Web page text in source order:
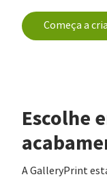
Começa a
Escolhe
A GalleryPrint